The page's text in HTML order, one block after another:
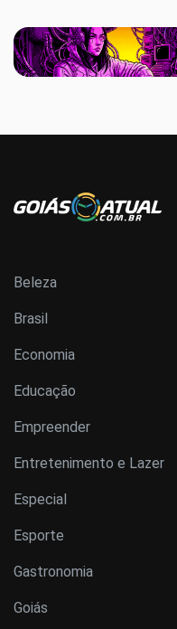
Beleza
Brasil
Economia
Educação
Empreender
Entretenimento e Lazer
Especial
Esporte
Gastronomia
Goiás